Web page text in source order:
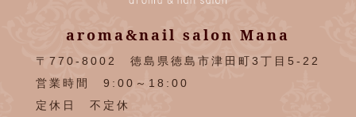
aroma&nail salon Mana
〒770-8002 徳島県徳島市津田町3丁目5-22
営業時間 9:00～18:00
定休日 不定休